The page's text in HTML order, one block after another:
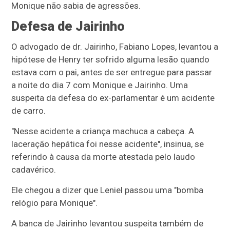
Monique não sabia de agressões.
Defesa de Jairinho
O advogado de dr. Jairinho, Fabiano Lopes, levantou a
hipótese de Henry ter sofrido alguma lesão quando
estava com o pai, antes de ser entregue para passar
a noite do dia 7 com Monique e Jairinho. Uma
suspeita da defesa do ex-parlamentar é um acidente
de carro.
"Nesse acidente a criança machuca a cabeça. A
laceração hepática foi nesse acidente", insinua, se
referindo à causa da morte atestada pelo laudo
cadavérico.
Ele chegou a dizer que Leniel passou uma "bomba
relógio para Monique".
A banca de Jairinho levantou suspeita também de